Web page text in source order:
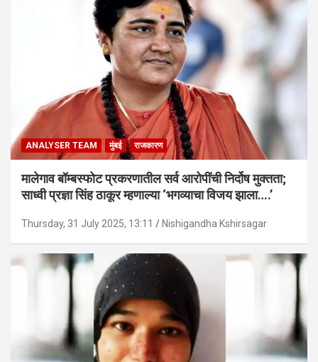
ANALYSER TEAM मुंबई राजकारण
मालेगाव बॉम्बस्फोट प्रकरणातील सर्व आरोपींची निर्दोष मुक्तता;
साध्वी प्रज्ञा सिंह ठाकूर म्हणाल्या ‘भगव्याचा विजय झाला….’
Thursday, 31 July 2025, 13:11 Nishigandha Kshirsagar